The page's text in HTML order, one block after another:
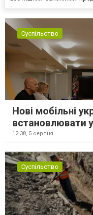
Суспільство
Нові мобільні
встановлювати
12:38, 5 серпня
Суспільство